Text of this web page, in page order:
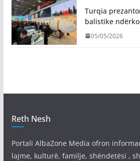
Turqia
balistike
05/05/2026
Reth Nesh
Portali AlbaZone Media ofron
lajme, kulturë, familje, shëndetësi ,